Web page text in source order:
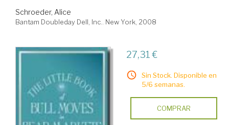
Schroeder, Alice
Bantam Doubleday Dell, Inc.. New York, 2008
27,31 €
Sin Stock. Disponible en
5/6 semanas.
COMPRAR